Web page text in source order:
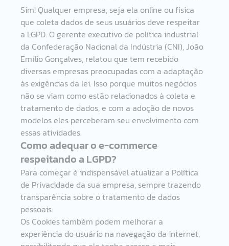
Sim! Qualquer empresa, seja ela online ou física
que coleta dados de seus usuários deve respeitar
a LGPD. O gerente executivo de política industrial
da Confederação Nacional da Indústria (CNI), João
Emílio Gonçalves, relatou que tem recebido
diversas empresas preocupadas com a adaptação
às exigências da lei. Isso porque muitos negócios
não se viam como estão relacionados à coleta e
tratamento de dados, e com a adoção de novos
modelos eles perceberam seu envolvimento com
essas atividades.
Como adequar o e-commerce
respeitando a LGPD?
Para começar é indispensável atualizar a Política
de Privacidade da sua empresa, sempre trazendo
transparência sobre o tratamento de dados
pessoais.
Os Cookies também podem melhorar a
experiência do usuário na navegação da internet,